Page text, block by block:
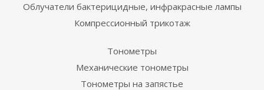
Облучатели бактерицидные, инфракрасные лампы
Компрессионный трикотаж
Тонометры
Механические тонометры
Тонометры на запястье